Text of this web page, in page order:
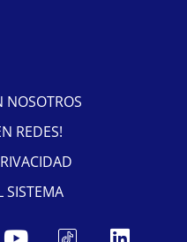
NOSOTROS
REDES!
SISTEMA